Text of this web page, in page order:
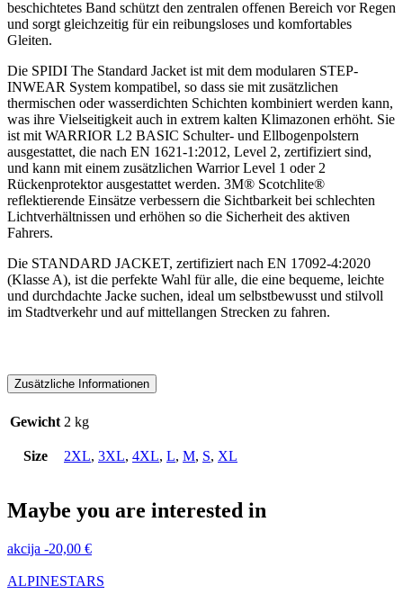
beschichtetes Band schützt den zentralen offenen Bereich vor Regen
und sorgt gleichzeitig für ein reibungsloses und komfortables
Gleiten.
Die SPIDI The Standard Jacket ist mit dem modularen STEP-
INWEAR System kompatibel, so dass sie mit zusätzlichen
thermischen oder wasserdichten Schichten kombiniert werden kann,
was ihre Vielseitigkeit auch in extrem kalten Klimazonen erhöht. Sie
ist mit WARRIOR L2 BASIC Schulter- und Ellbogenpolstern
ausgestattet, die nach EN 1621-1:2012, Level 2, zertifiziert sind,
und kann mit einem zusätzlichen Warrior Level 1 oder 2
Rückenprotektor ausgestattet werden. 3M® Scotchlite®
reflektierende Einsätze verbessern die Sichtbarkeit bei schlechten
Lichtverhältnissen und erhöhen so die Sicherheit des aktiven
Fahrers.
Die STANDARD JACKET, zertifiziert nach EN 17092-4:2020
(Klasse A), ist die perfekte Wahl für alle, die eine bequeme, leichte
und durchdachte Jacke suchen, ideal um selbstbewusst und stilvoll
im Stadtverkehr und auf mittellangen Strecken zu fahren.
Zusätzliche Informationen
Gewicht 2 kg
Size 2XL, 3XL, 4XL, L, M, S, XL
Maybe you are interested in
akcija -20,00 €
ALPINESTARS